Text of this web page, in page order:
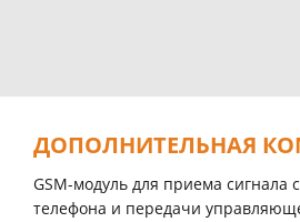
ДОПОЛНИТЕЛЬНАЯ
GSM-модуль для приемa сигнала
телефона и передачи